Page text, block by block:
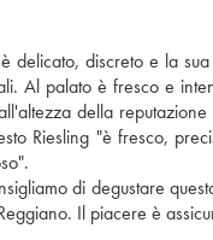
delicato, discreto e la
Al palato è fresco e
della
Riesling "è fresco,
di degustare
Il piacere è